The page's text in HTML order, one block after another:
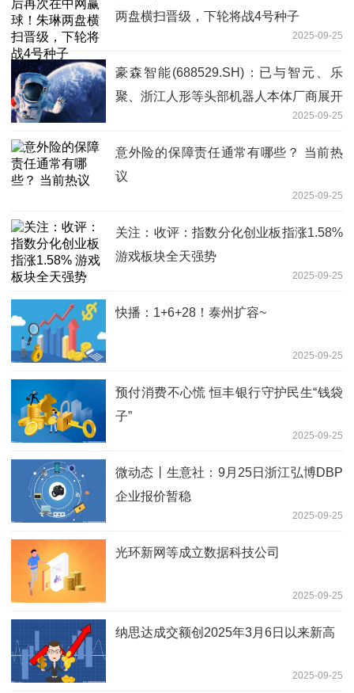
两盘横扫晋级，下轮将战4号种子
2025-09-25
豪森智能(688529.SH)：已与智元、乐
聚、浙江人形等头部机器人本体厂商展开
2025-09-25
意外险的保障责任通常有哪些？ 当前热
议
2025-09-25
关注：收评：指数分化创业板指涨1.58%
游戏板块全天强势
2025-09-25
快播：1+6+28！泰州扩容~
2025-09-25
预付消费不心慌 恒丰银行守护民生“钱袋
子”
2025-09-25
微动态丨生意社：9月25日浙江弘博DBP
企业报价暂稳
2025-09-25
光环新网等成立数据科技公司
2025-09-25
纳思达成交额创2025年3月6日以来新高
2025-09-25